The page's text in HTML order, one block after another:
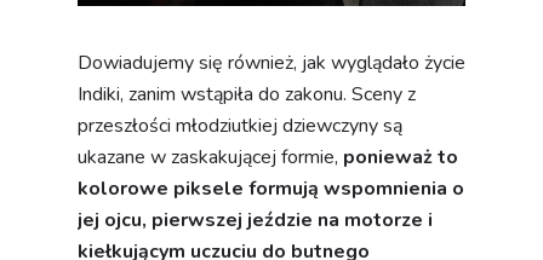
Dowiadujemy się również, jak wyglądało życie
Indiki, zanim wstąpiła do zakonu. Sceny z
przeszłości młodziutkiej dziewczyny są
ukazane w zaskakującej formie, ponieważ to
kolorowe piksele formują wspomnienia o
jej ojcu, pierwszej jeździe na motorze i
kiełkującym uczuciu do butnego